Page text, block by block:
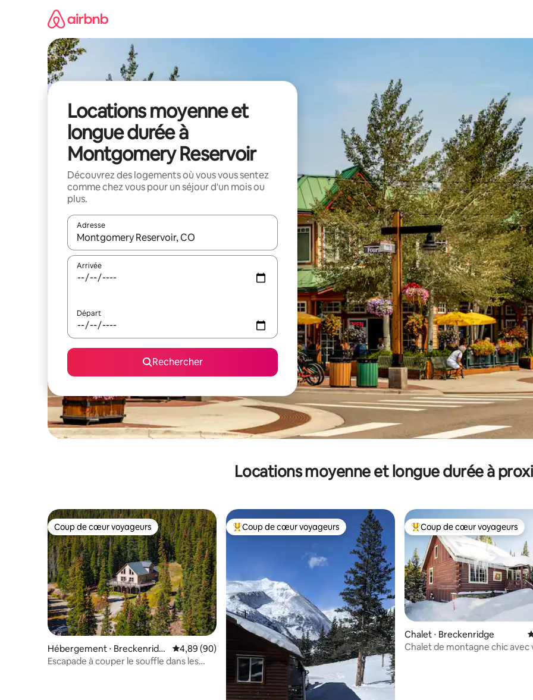
Locations moyenne et
longue durée à
Montgomery Reservoir
Découvrez des logements où vous vous sentez
comme chez vous pour un séjour d'un mois ou
plus.
Adresse
Lorsque les résultats s'affichent, utilisez les flèches vers le haut et vers le bas pour les parcourir ou en appuyant et en
Arrivée
Départ
Rechercher
Locations moyenne et longue durée à
Coup de cœur voyageurs
Coup de cœur voyageurs
Hébergement ⋅ Breckenridg
e
Évaluation moyenne sur la base de 90 commentaires : 4,89 sur 5
4,89 (90)
Escapade à couper le souffle dans les
Coups de cœur voyageurs les plus appréciés
Coup de cœur voyageurs Coups de cœur voyageurs les
Coup de cœur voyageurs
Chalet ⋅ Breckenridge
Chalet de montagne chic avec